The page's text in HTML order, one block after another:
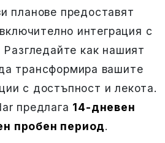
планове предоставят
интеграция с
Разгледайте как нашият
трансформира вашите
с достъпност и лекота.
предлага 14-дневен
пробен период.